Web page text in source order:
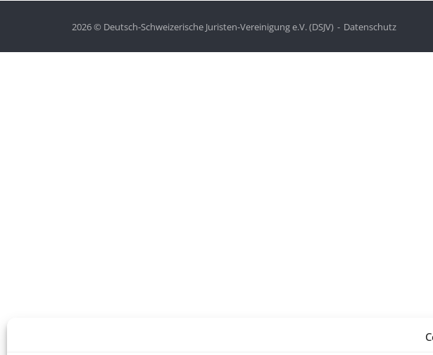
2026 © Deutsch-Schweizerische Juristen-Vereinigung e.V. (DSJV) Datenschutz